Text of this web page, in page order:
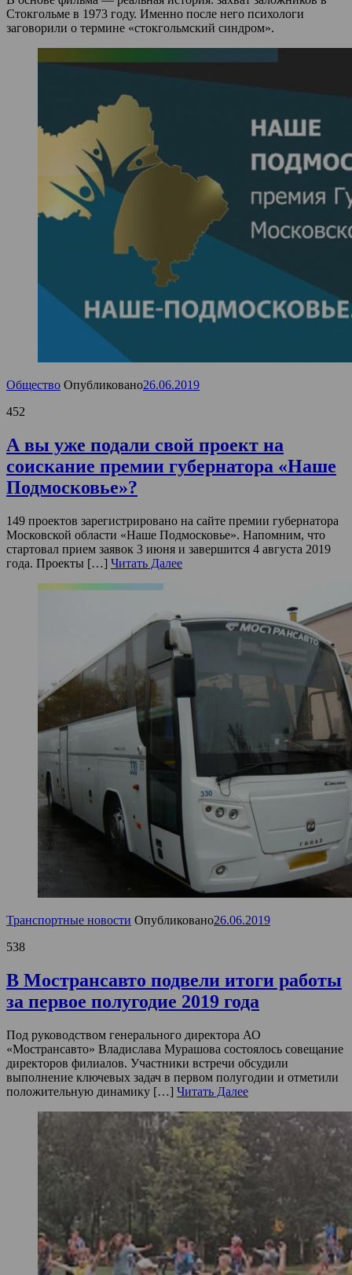
Стокгольме в 1973 году. Именно после него психологи
заговорили о термине «стокгольмский синдром».
Общество Опубликовано26.06.2019
452
А вы уже подали свой проект на
соискание премии губернатора «Наше
Подмосковье»?
149 проектов зарегистрировано на сайте премии губернатора
Московской области «Наше Подмосковье». Напомним, что
стартовал прием заявок 3 июня и завершится 4 августа 2019
года. Проекты […] Читать Далее
Транспортные новости Опубликовано26.06.2019
538
В Мострансавто подвели итоги работы
за первое полугодие 2019 года
Под руководством генерального директора АО
«Мострансавто» Владислава Мурашова состоялось совещание
директоров филиалов. Участники встречи обсудили
выполнение ключевых задач в первом полугодии и отметили
положительную динамику […] Читать Далее